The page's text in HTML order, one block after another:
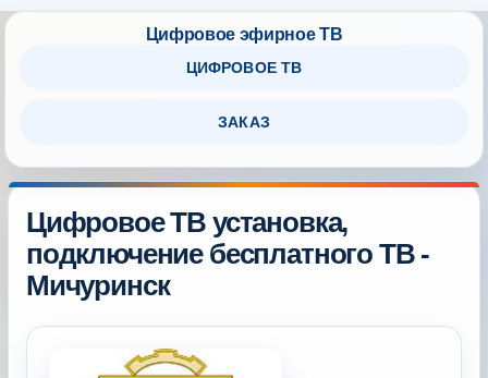
ЦИФРОВОЕ ТВ
ЗАКАЗ
Цифровое ТВ установка,
подключение бесплатного ТВ -
Мичуринск